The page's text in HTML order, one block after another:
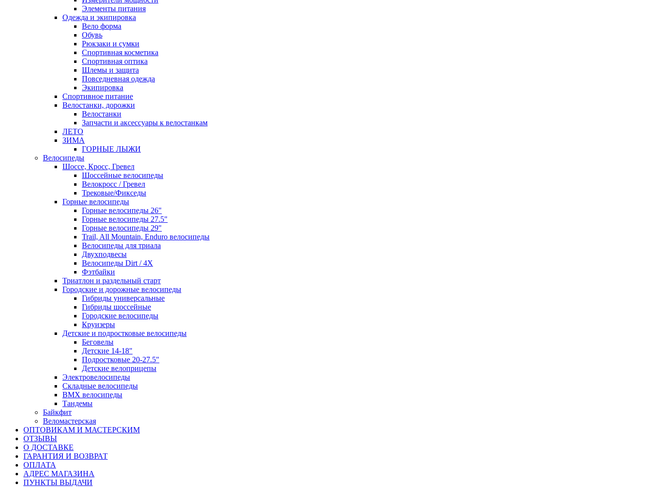
Элементы питания
Одежда и экипировка
Вело форма
Обувь
Рюкзаки и сумки
Спортивная косметика
Спортивная оптика
Шлемы и защита
Повседневная одежда
Экипировка
Спортивное питание
Велостанки, дорожки
Велостанки
Запчасти и аксессуары к велостанкам
ЛЕТО
ЗИМА
ГОРНЫЕ ЛЫЖИ
Велосипеды
Шоссе, Кросс, Гревел
Шоссейные велосипеды
Велокросс / Гревел
Трековые/Фикседы
Горные велосипеды
Горные велосипеды 26"
Горные велосипеды 27.5"
Горные велосипеды 29"
Trail, All Mountain, Enduro велосипеды
Велосипеды для триала
Двухподвесы
Велосипеды Dirt / 4X
Фэтбайки
Триатлон и раздельный старт
Городские и дорожные велосипеды
Гибриды универсальные
Гибриды шоссейные
Городские велосипеды
Круизеры
Детские и подростковые велосипеды
Беговелы
Детские 14-18"
Подростковые 20-27.5"
Детские велоприцепы
Электровелосипеды
Складные велосипеды
BMX велосипеды
Тандемы
Байкфит
Веломастерская
ОПТОВИКАМ И МАСТЕРСКИМ
ОТЗЫВЫ
О ДОСТАВКЕ
ГАРАНТИЯ И ВОЗВРАТ
ОПЛАТА
АДРЕС МАГАЗИНА
ПУНКТЫ ВЫДАЧИ